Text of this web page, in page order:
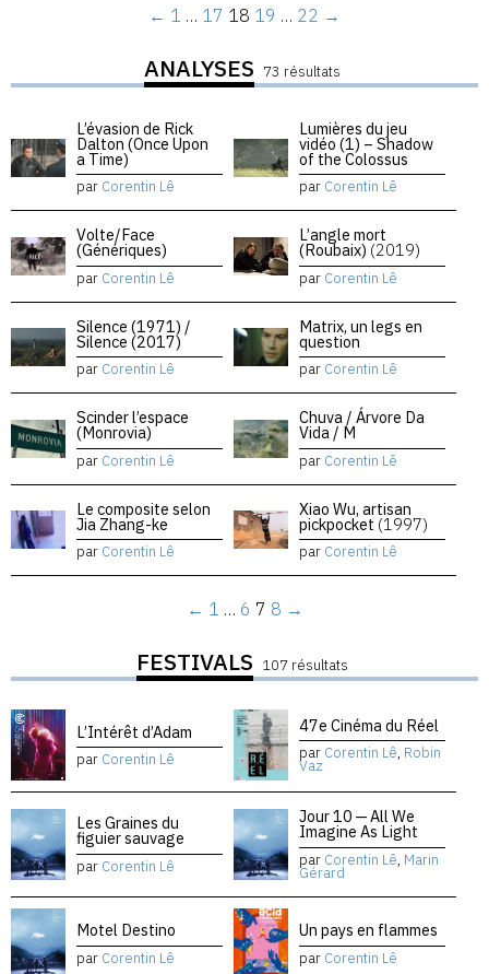
← 1 … 17 18 19 … 22 →
ANALYSES 73 résultats
L’évasion de Rick
Dalton (Once Upon
a Time)
par Corentin Lê
Lumières du jeu
vidéo (1) – Shadow
of the Colossus
par Corentin Lê
Volte/Face
(Génériques)
par Corentin Lê
L’angle mort
(Roubaix) (2019)
par Corentin Lê
Silence (1971) /
Silence (2017)
par Corentin Lê
Matrix, un legs en
question
par Corentin Lê
Scinder l’espace
(Monrovia)
par Corentin Lê
Chuva / Árvore Da
Vida / M
par Corentin Lê
Le composite selon
Jia Zhang-ke
par Corentin Lê
Xiao Wu, artisan
pickpocket (1997)
par Corentin Lê
← 1 … 6 7 8 →
FESTIVALS 107 résultats
L’Intérêt d’Adam
par Corentin Lê
47e Cinéma du Réel
par Corentin Lê, Robin
Vaz
Les Graines du
figuier sauvage
par Corentin Lê
Jour 10 — All We
Imagine As Light
par Corentin Lê, Marin
Gérard
Motel Destino
par Corentin Lê
Un pays en flammes
par Corentin Lê